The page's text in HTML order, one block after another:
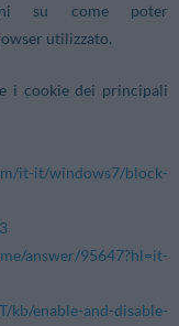
su come poter
utilizzato.
i cookie dei principali
it-it/windows7/block-
answer/95647?hl=it-
kb/enable-and-disable-